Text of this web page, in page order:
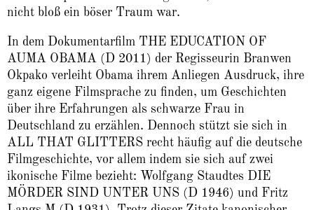
nicht bloß ein böser Traum war.
In dem Dokumentarfilm THE EDUCATION OF
AUMA OBAMA (D 2011) der Regisseurin Branwen
Okpako verleiht Obama ihrem Anliegen Ausdruck, ihre
ganz eigene Filmsprache zu finden, um Geschichten
über ihre Erfahrungen als schwarze Frau in
Deutschland zu erzählen. Dennoch stützt sie sich in
ALL THAT GLITTERS recht häufig auf die deutsche
Filmgeschichte, vor allem indem sie sich auf zwei
ikonische Filme bezieht: Wolfgang Staudtes DIE
MÖRDER SIND UNTER UNS (D 1946) und Fritz